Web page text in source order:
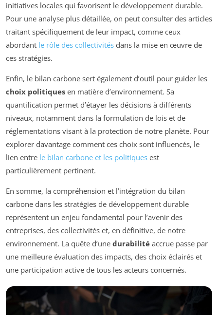
initiatives locales qui favorisent le développement durable.
Pour une analyse plus détaillée, on peut consulter des articles
traitant spécifiquement de leur impact, comme ceux
abordant le rôle des collectivités dans la mise en œuvre de
ces stratégies.
Enfin, le bilan carbone sert également d’outil pour guider les
choix politiques en matière d’environnement. Sa
quantification permet d’étayer les décisions à différents
niveaux, notamment dans la formulation de lois et de
réglementations visant à la protection de notre planète. Pour
explorer davantage comment ces choix sont influencés, le
lien entre le bilan carbone et les politiques est
particulièrement pertinent.
En somme, la compréhension et l’intégration du bilan
carbone dans les stratégies de développement durable
représentent un enjeu fondamental pour l’avenir des
entreprises, des collectivités et, en définitive, de notre
environnement. La quête d’une durabilité accrue passe par
une meilleure évaluation des impacts, des choix éclairés et
une participation active de tous les acteurs concernés.